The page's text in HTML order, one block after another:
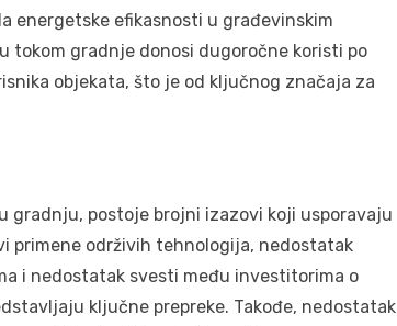
energetske efikasnosti u građevinskim
gradnje donosi dugoročne koristi po
objekata, što je od ključnog značaja za
gradnju, postoje brojni izazovi koji usporavaju
primene održivih tehnologija, nedostatak
i nedostatak svesti među investitorima o
ključne prepreke. Takođe, nedostatak